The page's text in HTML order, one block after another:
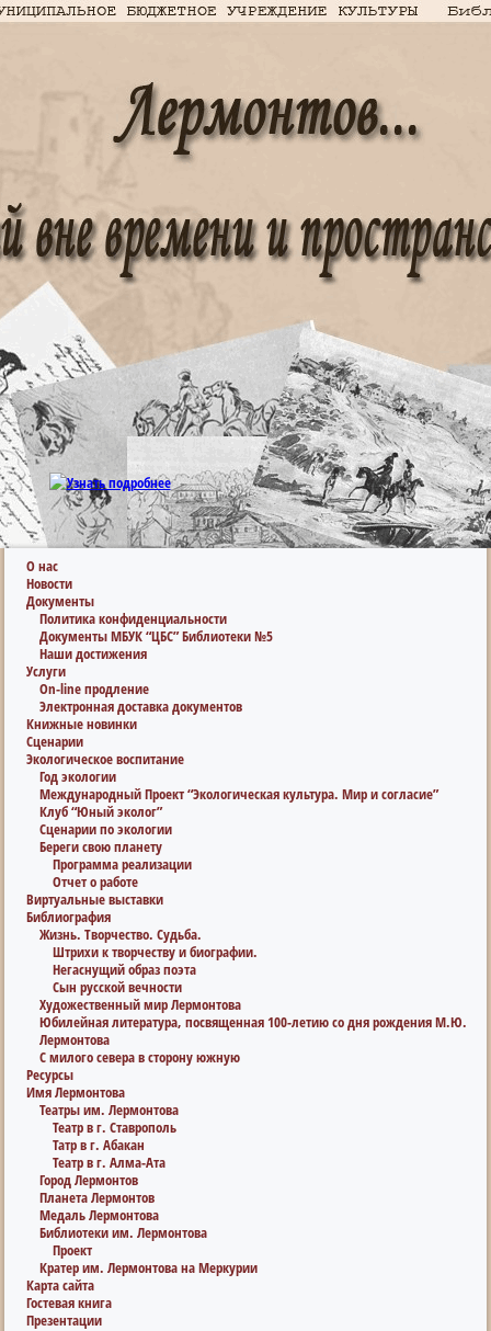
О нас
Новости
Документы
Политика конфиденциальности
Документы МБУК “ЦБС” Библиотеки №5
Наши достижения
Услуги
On-line продление
Электронная доставка документов
Книжные новинки
Сценарии
Экологическое воспитание
Год экологии
Международный Проект “Экологическая культура. Мир и согласие”
Клуб “Юный эколог”
Сценарии по экологии
Береги свою планету
Программа реализации
Отчет о работе
Виртуальные выставки
Библиография
Жизнь. Творчество. Судьба.
Штрихи к творчеству и биографии.
Негаснущий образ поэта
Сын русской вечности
Художественный мир Лермонтова
Юбилейная литература, посвященная 100-летию со дня рождения М.Ю.
Лермонтова
С милого севера в сторону южную
Ресурсы
Имя Лермонтова
Театры им. Лермонтова
Театр в г. Ставрополь
Татр в г. Абакан
Театр в г. Алма-Ата
Город Лермонтов
Планета Лермонтов
Медаль Лермонтова
Библиотеки им. Лермонтова
Проект
Кратер им. Лермонтова на Меркурии
Карта сайта
Гостевая книга
Презентации